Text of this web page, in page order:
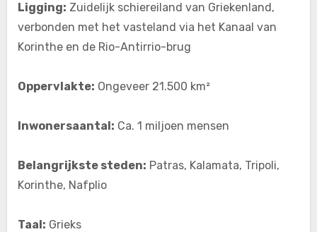
Ligging: Zuidelijk schiereiland van Griekenland,
verbonden met het vasteland via het Kanaal van
Korinthe en de Rio-Antirrio-brug
Oppervlakte: Ongeveer 21.500 km²
Inwonersaantal: Ca. 1 miljoen mensen
Belangrijkste steden: Patras, Kalamata, Tripoli,
Korinthe, Nafplio
Taal: Grieks